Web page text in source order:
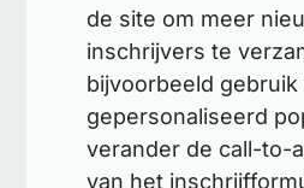
de site om meer
inschrijvers te
bijvoorbeeld gebruik
gepersonaliseerd
verander de call-to-
van het